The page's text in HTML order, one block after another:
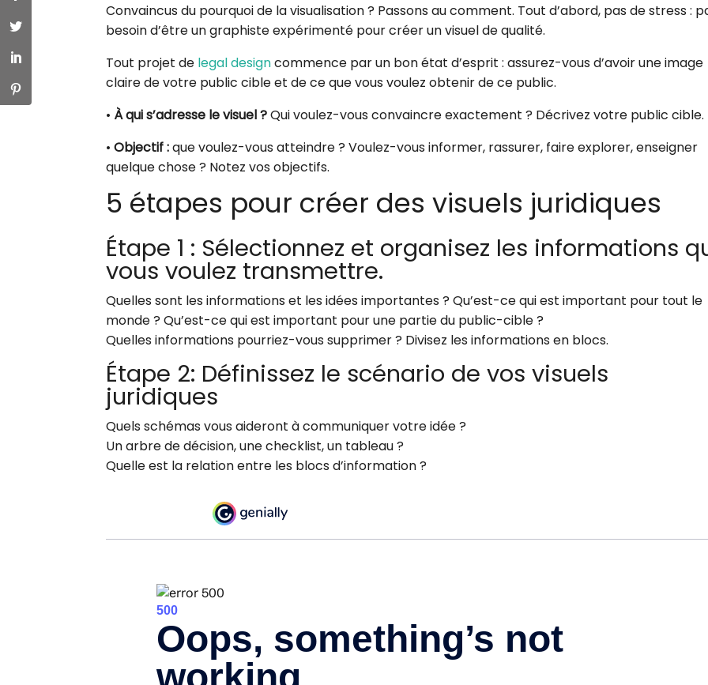
Convaincus du pourquoi de la visualisation ? Passons au comment. Tout d’abord, pas de stress :
besoin d’être un graphiste expérimenté pour créer un visuel de qualité.
Tout projet de legal designcommence par un bon état d’esprit : assurez-vous d’avoir une image
claire de votre public cible et de ce que vous voulez obtenir de ce public.
• À qui s’adresse le visuel ?Qui voulez-vous convaincre exactement ? Décrivez votre public cible.
•Objectif :que voulez-vous atteindre ? Voulez-vous informer, rassurer, faire explorer, enseigner
quelque chose ? Notez vos objectifs.
5 étapes pour créer des visuels juridiques
Étape 1 : Sélectionnez et organisez les informations
vous voulez transmettre.
Quelles sont les informations et les idées importantes ? Qu’est-ce qui est important pour tout le
monde ? Qu’est-ce qui est important pour une partie du public-cible ?
Quelles informations pourriez-vous supprimer ? Divisez les informations en blocs.
Étape 2: Définissez le scénario de vos visuels
juridiques
Quels schémas vous aideront à communiquer votre idée ?
Un arbre de décision, une checklist, un tableau ?
Quelle est la relation entre les blocs d’information ?